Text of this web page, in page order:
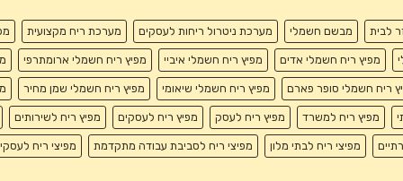
לבית מבשם חשמלי מערכת ניטרול ריחות לעסקים מערכת ריח מקצועית
מפיץ ריח חשמלי אדים מפיץ ריח חשמלי איביי מפיץ ריח חשמלי ארומתרפי
ריח חשמלי סופר פארם מפיץ ריח חשמלי שיאומי מפיץ ריח חשמלי שמן מחיר
מפיץ ריח למשרד מפיץ ריח לעסק מפיץ ריח לעסקים מפיץ ריח לשירותים
מפיצי ריח לבתי מלון מפיצי ריח לסביבת עבודה מתקדמת מפיצי ריח